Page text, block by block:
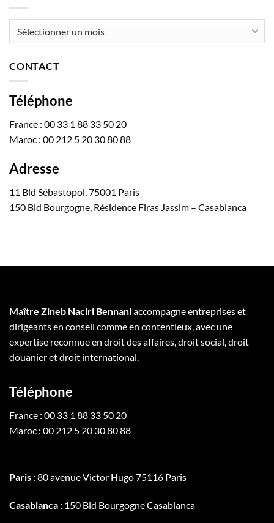
CONTACT
Téléphone
France : 00 33 1 88 33 50 20
Maroc : 00 212 5 20 30 80 88
Adresse
11 Bld Sébastopol, 75001 Paris
150 Bld Bourgogne, Résidence Firas Jassim – Casablanca
Maître Zineb Naciri Bennaniaccompagne entreprises et
dirigeants en conseil comme en contentieux, avec une
expertise reconnue en droit des affaires, droit social, droit
douanier et droit international.
Téléphone
France : 00 33 1 88 33 50 20
Maroc : 00 212 5 20 30 80 88
Paris : 80 avenue Victor Hugo 75116 Paris
Casablanca : 150 Bld Bourgogne Casablanca